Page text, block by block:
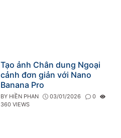
Tạo ảnh Chân dung Ngoại
cảnh đơn giản với Nano
Banana Pro
BY HIỀN PHAN 03/01/2026
0
360 VIEWS